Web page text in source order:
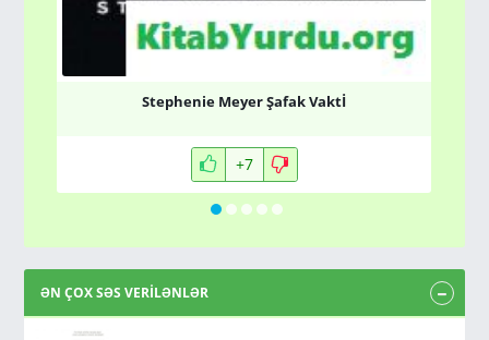
Stephenie Meyer Şafak Vaktİ
+7
ƏN ÇOX SƏS VERİLƏNLƏR